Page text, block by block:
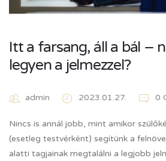
Itt a farsang, áll a bál –
legyen a jelmezzel?
admin 2023.01.27. 0
Nincs is annál jobb, mint amikor
(esetleg testvérként) segítünk a
alatti tagjainak megtalálni a legjobb